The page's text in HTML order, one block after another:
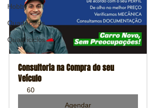
Hobby
Quadrículos
Quadriciclos
Consultoria na Compra do seu
Veículo
60
Agendar